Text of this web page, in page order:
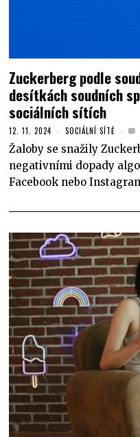
Zuckerberg podle
desítkách soudních
sociálních sítích
12. 11. 2024 SOCIÁLNÍ SÍTĚ
Žaloby se snažily
negativními dopady
Facebook nebo